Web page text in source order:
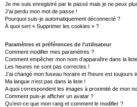
Je me suis enregistré par le passé mais je ne peux
J’ai perdu mon mot de passe !
Pourquoi suis-je automatiquement déconnecté ?
À quoi sert « Supprimer les cookies » ?
Paramètres et préférences de l’utilisateur
Comment modifier mes paramètres ?
Comment empêcher mon nom d’apparaître dans la
Les heures ne sont pas correctes !
J’ai changé mon fuseau horaire et l’heure est toujours
Ma langue n’est pas dans la liste !
A quoi correspondent les images à proximité de mon
Comment puis-je afficher un avatar ?
Qu’est-ce que mon rang et comment le modifier ?